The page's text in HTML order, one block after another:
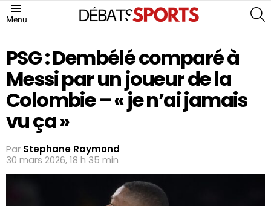
Menu
PSG : Dembélé comparé à
Messi par un joueur de la
Colombie – « je n’ai jamais
vu ça »
Par Stephane Raymond
30 mars 2026, 18 h 35 min